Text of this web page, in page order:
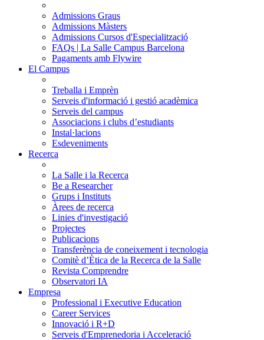
Admissions Graus
Admissions Màsters
Admissions Cursos d'Especialització
FAQs | La Salle Campus Barcelona
Pagaments amb Flywire
El Campus
Treballa i Emprèn
Serveis d'informació i gestió acadèmica
Serveis del campus
Associacions i clubs d’estudiants
Instal·lacions
Esdeveniments
Recerca
La Salle i la Recerca
Be a Researcher
Grups i Instituts
Àrees de recerca
Linies d'investigació
Projectes
Publicacions
Transferència de coneixement i tecnologia
Comitè d’Ètica de la Recerca de la Salle
Revista Comprendre
Observatori IA
Empresa
Professional i Executive Education
Career Services
Innovació i R+D
Serveis d'Emprenedoria i Acceleració